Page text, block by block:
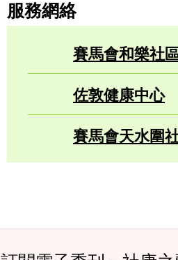
服務網絡
賽馬會和樂社
佐敦健康中心
賽馬會天水圍